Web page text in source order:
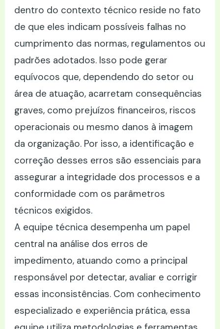
dentro do contexto técnico reside no fato
de que eles indicam possíveis falhas no
cumprimento das normas, regulamentos ou
padrões adotados. Isso pode gerar
equívocos que, dependendo do setor ou
área de atuação, acarretam consequências
graves, como prejuízos financeiros, riscos
operacionais ou mesmo danos à imagem
da organização. Por isso, a identificação e
correção desses erros são essenciais para
assegurar a integridade dos processos e a
conformidade com os parâmetros
técnicos exigidos.
A equipe técnica desempenha um papel
central na análise dos erros de
impedimento, atuando como a principal
responsável por detectar, avaliar e corrigir
essas inconsistências. Com conhecimento
especializado e experiência prática, essa